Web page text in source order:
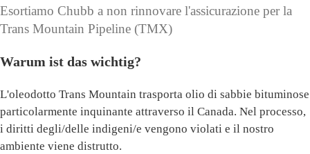
Esortiamo Chubb a non rinnovare l'assicurazione per la
Trans Mountain Pipeline (TMX)
Warum ist das wichtig?
L'oleodotto Trans Mountain trasporta olio di sabbie bituminose
particolarmente inquinante attraverso il Canada. Nel processo,
i diritti degli/delle indigeni/e vengono violati e il nostro
ambiente viene distrutto.